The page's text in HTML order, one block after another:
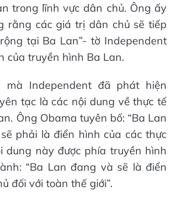
trong lĩnh vực dân chủ. Ông ấy
rằng các giá trị dân chủ sẽ tiếp
tại Ba Lan”- tờ Independent
của truyền hình Ba Lan.
mà Independent đã phát hiện
tạc là các nội dung về thực tế
Ông Obama tuyên bố: “Ba Lan
phải là điển hình của các thực
dung này được phía truyền hình
“Ba Lan đang và sẽ là điển
đối với toàn thế giới”.